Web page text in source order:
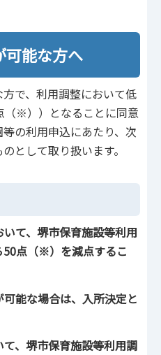
可能な方へ
で、利用調整において低
（※））となることに同意
の利用申込にあたり、次
として取り扱います。
て、堺市保育施設等利用
点（※）を減点するこ
能な場合は、入所決定と
、堺市保育施設等利用調